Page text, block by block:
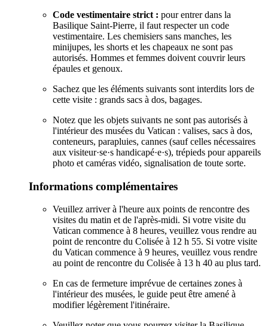
Code vestimentaire strict : pour entrer dans la
Basilique Saint-Pierre, il faut respecter un code
vestimentaire. Les chemisiers sans manches, les
minijupes, les shorts et les chapeaux ne sont pas
autorisés. Hommes et femmes doivent couvrir leurs
épaules et genoux.
Sachez que les éléments suivants sont interdits lors de
cette visite : grands sacs à dos, bagages.
Notez que les objets suivants ne sont pas autorisés à
l'intérieur des musées du Vatican : valises, sacs à dos,
conteneurs, parapluies, cannes (sauf celles nécessaires
aux visiteur·se·s handicapé·e·s), trépieds pour appareils
photo et caméras vidéo, signalisation de toute sorte.
Informations complémentaires
Veuillez arriver à l'heure aux points de rencontre des
visites du matin et de l'après-midi. Si votre visite du
Vatican commence à 8 heures, veuillez vous rendre au
point de rencontre du Colisée à 12 h 55. Si votre visite
du Vatican commence à 9 heures, veuillez vous rendre
au point de rencontre du Colisée à 13 h 40 au plus tard.
En cas de fermeture imprévue de certaines zones à
l'intérieur des musées, le guide peut être amené à
modifier légèrement l'itinéraire.